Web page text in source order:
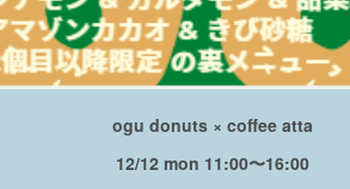
ogu donuts × coffee atta
12/12 mon 11:00〜16:00